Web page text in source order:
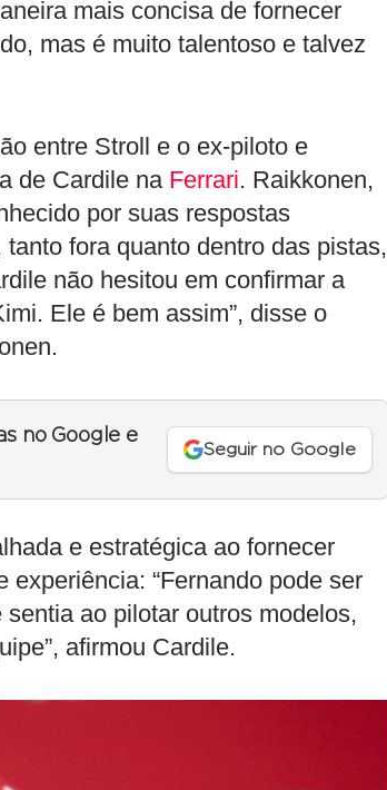
mais concisa de fornecer
mas é muito talentoso e talvez
entre Stroll e o ex-piloto e
de Cardile na Ferrari. Raikkonen,
por suas respostas
tanto fora quanto dentro das pistas,
não hesitou em confirmar a
Ele é bem assim”, disse o
no Google e
Seguir no Google
e estratégica ao fornecer
“Fernando pode ser
ao pilotar outros modelos,
afirmou Cardile.